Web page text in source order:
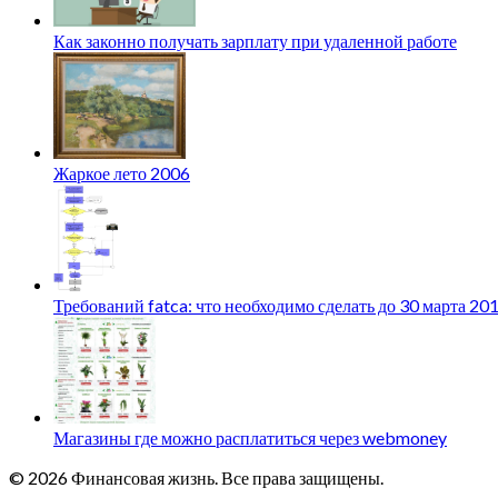
Как законно получать зарплату при удаленной работе
Жаркое лето 2006
Требований fatca: что необходимо сделать до 30 марта
Магазины где можно расплатиться через webmoney
© 2026 Финансовая жизнь. Все права защищены.